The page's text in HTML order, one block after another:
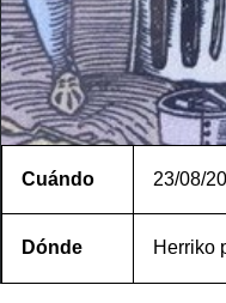
Cuándo 23/08/
Dónde Herriko